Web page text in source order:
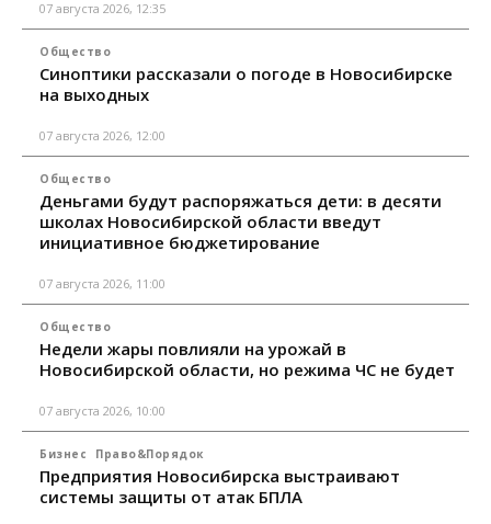
07 августа 2026, 12:35
Общество
Синоптики рассказали о погоде в Новосибирске
на выходных
07 августа 2026, 12:00
Общество
Деньгами будут распоряжаться дети: в десяти
школах Новосибирской области введут
инициативное бюджетирование
07 августа 2026, 11:00
Общество
Недели жары повлияли на урожай в
Новосибирской области, но режима ЧС не будет
07 августа 2026, 10:00
Бизнес Право&Порядок
Предприятия Новосибирска выстраивают
системы защиты от атак БПЛА